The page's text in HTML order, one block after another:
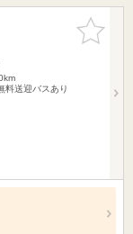
お気に入
りに追加
料送迎バスあり